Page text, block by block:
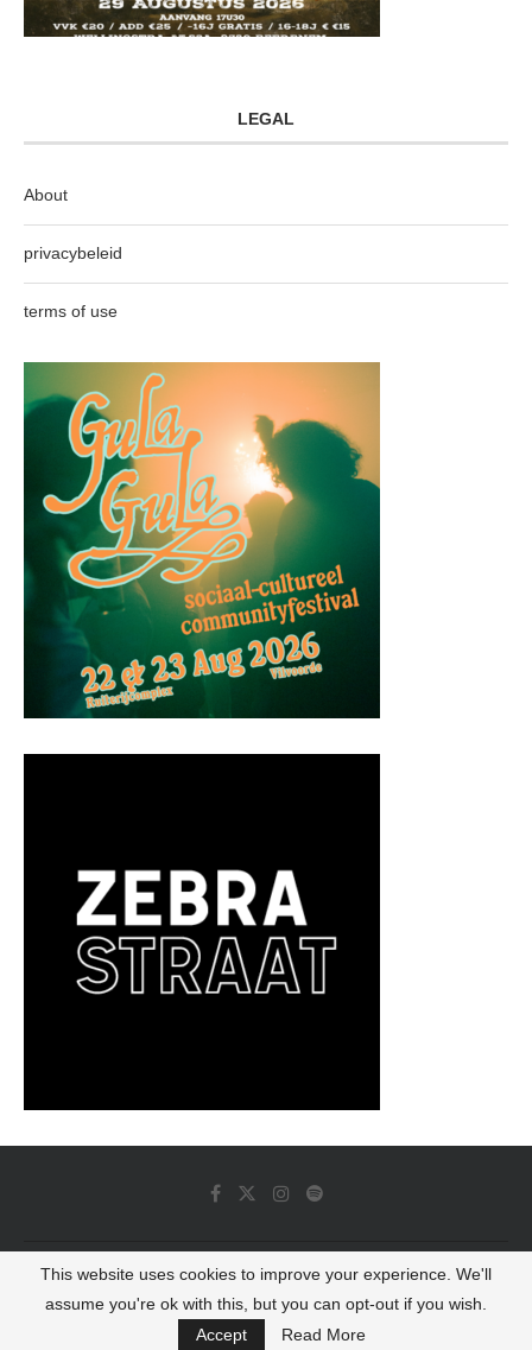
LEGAL
About
privacybeleid
terms of use
© 2022 - Luminous Dash All Rights Reserved
BACK TO TOP
This website uses cookies to improve your experience. We'll
assume you're ok with this, but you can opt-out if you wish.
Accept
Read More